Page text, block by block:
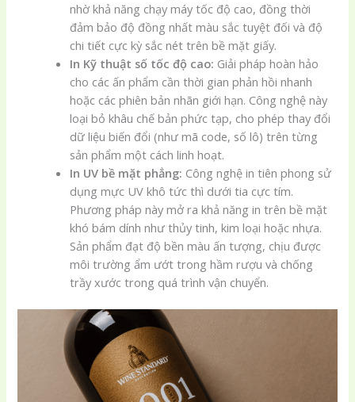
nhờ khả năng chạy máy tốc độ cao, đồng thời
đảm bảo độ đồng nhất màu sắc tuyệt đối và độ
chi tiết cực kỳ sắc nét trên bề mặt giấy.
In Kỹ thuật số tốc độ cao: Giải pháp hoàn hảo
cho các ấn phẩm cần thời gian phản hồi nhanh
hoặc các phiên bản nhãn giới hạn. Công nghệ này
loại bỏ khâu chế bản phức tạp, cho phép thay đổi
dữ liệu biến đổi (như mã code, số lô) trên từng
sản phẩm một cách linh hoạt.
In UV bề mặt phẳng: Công nghệ in tiên phong sử
dụng mực UV khô tức thì dưới tia cực tím.
Phương pháp này mở ra khả năng in trên bề mặt
khó bám dính như thủy tinh, kim loại hoặc nhựa.
Sản phẩm đạt độ bền màu ấn tượng, chịu được
môi trường ẩm ướt trong hầm rượu và chống
trầy xước trong quá trình vận chuyển.